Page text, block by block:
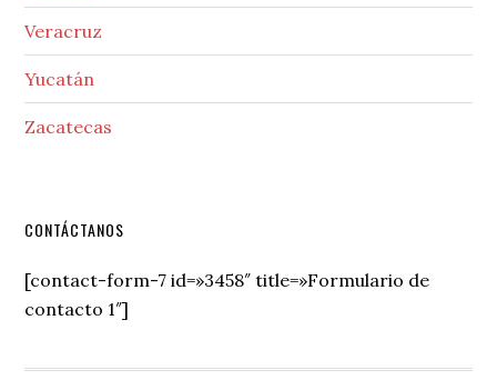
Veracruz
Yucatán
Zacatecas
Secondary
Sidebar
CONTÁCTANOS
[contact-form-7 id=»3458″ title=»Formulario de
contacto 1″]